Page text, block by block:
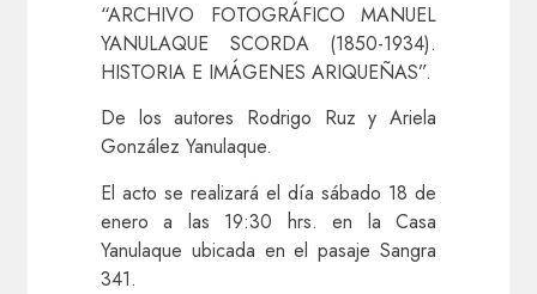
“ARCHIVO FOTOGRÁFICO MANUEL
YANULAQUE SCORDA (1850-1934).
HISTORIA E IMÁGENES ARIQUEÑAS”.
De los autores Rodrigo Ruz y Ariela
González Yanulaque.
El acto se realizará el día sábado 18 de
enero a las 19:30 hrs. en la Casa
Yanulaque ubicada en el pasaje Sangra
341.